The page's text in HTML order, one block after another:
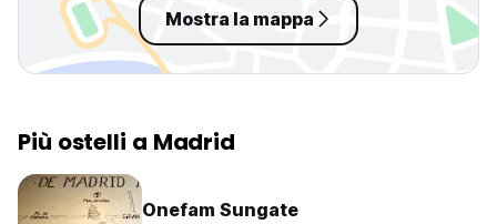
Mostra la mappa
Più ostelli a Madrid
Onefam Sungate